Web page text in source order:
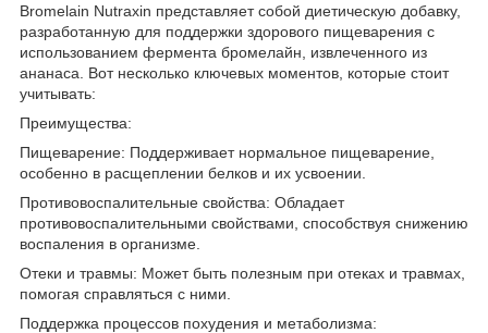
Bromelain Nutraxin представляет собой диетическую добавку,
разработанную для поддержки здорового пищеварения с
использованием фермента бромелайн, извлеченного из
ананаса. Вот несколько ключевых моментов, которые стоит
учитывать:
Преимущества:
Пищеварение: Поддерживает нормальное пищеварение,
особенно в расщеплении белков и их усвоении.
Противовоспалительные свойства: Обладает
противовоспалительными свойствами, способствуя снижению
воспаления в организме.
Отеки и травмы: Может быть полезным при отеках и травмах,
помогая справляться с ними.
Поддержка процессов похудения и метаболизма: